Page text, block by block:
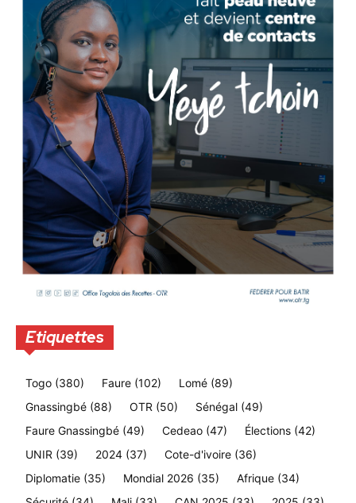
Etiquettes
Togo (380) Faure (102) Lomé (89)
Gnassingbé (88) OTR (50) Sénégal (49)
Faure Gnassingbé (49) Cedeao (47) Élections (42)
UNIR (39) 2024 (37) Cote-d'ivoire (36)
Diplomatie (35) Mondial 2026 (35) Afrique (34)